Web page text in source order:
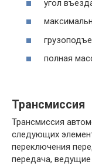
угол
полная
Трансмиссия
Трансмиссия
следующих
переключения
передача,